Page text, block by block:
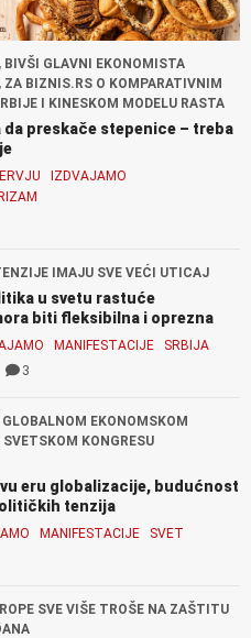
GLAVNI EKONOMISTA
ZA BIZNIS.RS O KOMPARATIVNIM
I KINESKOM MODELU RASTA
da preskače stepenice – treba
IZDVAJAMO
IMAJU SVE VEĆI UTICAJ
u svetu rastuće
biti fleksibilna i oprezna
MANIFESTACIJE SRBIJA
3
EKONOMSKOM
KONGRESU
eru globalizacije, budućnost
tenzija
MANIFESTACIJE SVET
SVE VIŠE TROŠE NA ZAŠTITU